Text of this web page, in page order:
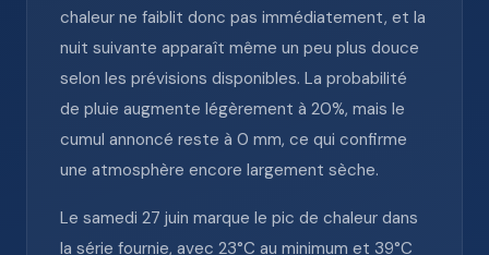
chaleur ne faiblit donc pas immédiatement, et la
nuit suivante apparaît même un peu plus douce
selon les prévisions disponibles. La probabilité
de pluie augmente légèrement à 20%, mais le
cumul annoncé reste à 0 mm, ce qui confirme
une atmosphère encore largement sèche.
Le samedi 27 juin marque le pic de chaleur dans
la série fournie, avec 23°C au minimum et 39°C